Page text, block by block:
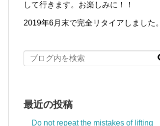
して行きます。お楽しみに！！
2019年6月末で完全リタイアしました。
最近の投稿
Do not repeat the mistakes of lifting